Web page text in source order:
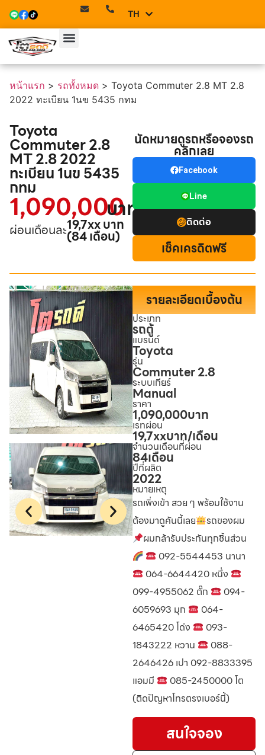
TH
EN
หน้าแรก > รถทั้งหมด > Toyota Commuter 2.8 MT 2.8
2022 ทะเบียน 1นข 5435 กทม
Toyota
Commuter 2.8
MT 2.8 2022
ทะเบียน 1นข 5435
กทม
1,090,000
บาท
ผ่อนเดือนละ19,7xx บาท
(84 เดือน)
นัดหมายดูรถหรือจองรถ
คลิกเลย
Facebook
Line
ติดต่อ
เช็คเครดิตฟรี
รายละเอียดเบื้องต้น
ประเภท
รถตู้
แบรนด์
Toyota
รุ่น
Commuter 2.8
ระบบเกียร์
Manual
ราคา
1,090,000บาท
เรทผ่อน
19,7xxบาท/เดือน
จำนวนเดือนที่ผ่อน
84เดือน
ปีที่ผลิต
2022
หมายเหตุ
รถเพิ่งเข้า สวย ๆ พร้อมใช้งาน
ต้องมาดูคันนี้เลย
รถของผม
ผมกล้ารับประกันทุกชิ้นส่วน
092-5544453 นานา
064-6644420 หนึ่ง
099-4955062 ตั๊ก
094-
6059693 มุก
064-
6465420 โด่ง
093-
1843222 หวาน
088-
2646426 เปา 092-8833395
แอมมี
085-2450000 โต
(ติดปัญหาโทรตรงเบอร์นี้)
สนใจจอง